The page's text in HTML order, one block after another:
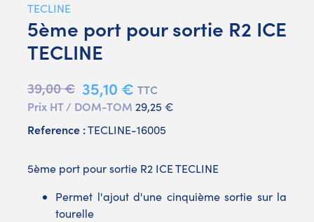
TECLINE
5ème port pour sortie R2 ICE
TECLINE
39,00 € 35,10 € TTC
Prix HT / DOM-TOM 29,25 €
Reference :TECLINE-16005
5ème port pour sortie R2 ICE TECLINE
Permet l'ajout d'une cinquième sortie sur la
tourelle